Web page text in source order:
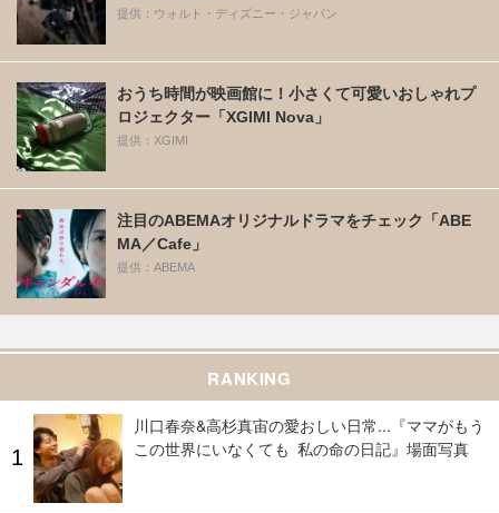
提供：ウォルト・ディズニー・ジャパン
おうち時間が映画館に！小さくて可愛いおしゃれプ
ロジェクター「XGIMI Nova」
提供：XGIMI
注目のABEMAオリジナルドラマをチェック「ABE
MA／Cafe」
提供：ABEMA
RANKING
川口春奈&高杉真宙の愛おしい日常...『ママがもう
この世界にいなくても 私の命の日記』場面写真